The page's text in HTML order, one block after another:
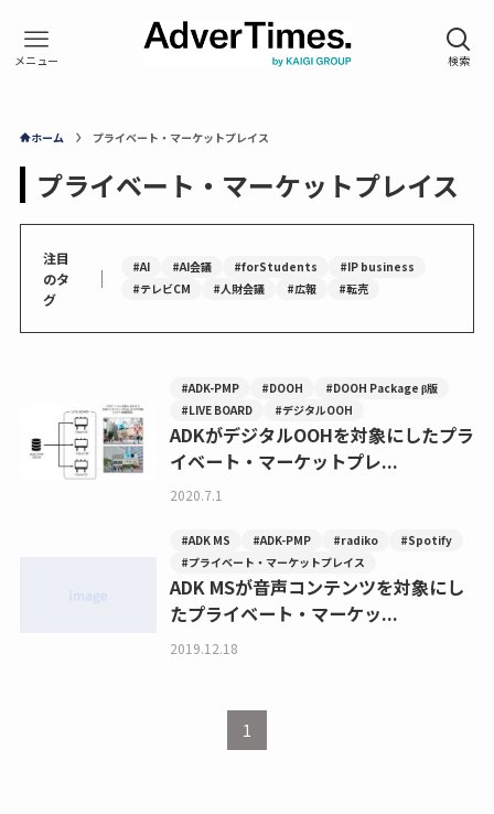
ホーム プライベート・マーケットプレイス
プライベート・マーケットプレイス
注目
のタ
グ
｜ #AI #AI会議 #forStudents
#IP business
#テレビCM
#人財会議 #広報 #転売
#ADK-PMP #DOOH
#DOOH Package β版
#LIVE BOARD
#デジタルOOH
ADKがデジタルOOHを対象にしたプラ
イベート・マーケットプレ...
2020.7.1
#ADK MS #ADK-PMP #radiko
#Spotify
#プライベート・マーケットプレイス
ADK MSが音声コンテンツを対象にし
たプライベート・マーケッ...
2019.12.18
1